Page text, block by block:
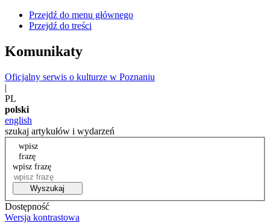
Przejdź do menu głównego
Przejdź do treści
Komunikaty
Oficjalny serwis o kulturze w Poznaniu
|
PL
polski
english
szukaj artykułów i wydarzeń
wpisz
frazę
wpisz frazę
Wyszukaj
Dostępność
Wersja kontrastowa